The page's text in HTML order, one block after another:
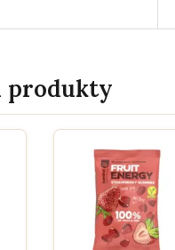
produkty